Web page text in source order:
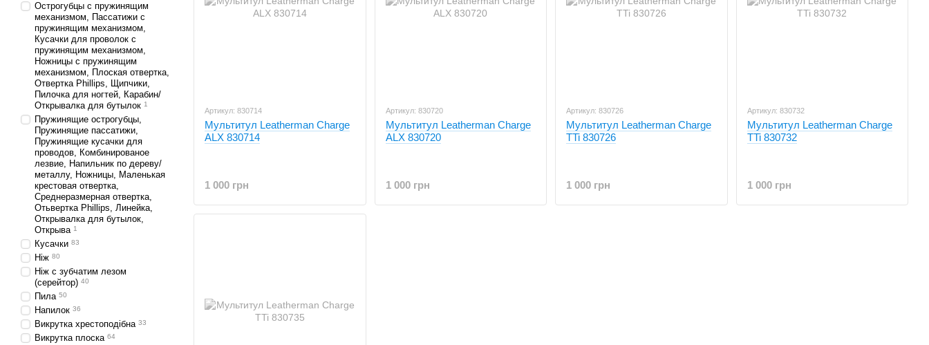
Артикул: 830714
Мультитул Leatherman Charge
ALX 830714
1 000 грн
Артикул: 830720
Мультитул Leatherman Charge
ALX 830720
1 000 грн
Артикул: 830726
Мультитул Leatherman Charge
TTi 830726
1 000 грн
Артикул: 830732
Мультитул Leatherman Charge
TTi 830732
1 000 грн
Острогубцы с пружинящим
механизмом, Пассатижи с
пружинящим механизмом,
Кусачки для проволок с
пружинящим механизмом,
Ножницы с пружинящим
механизмом, Плоская отвертка,
Отвертка Phillips, Щипчики,
Пилочка для ногтей, Карабин/
Открывалка для бутылок 1
Пружинящие острогубцы,
Пружинящие пассатижи,
Пружинящие кусачки для
проводов, Комбинированое
лезвие, Напильник по дереву/
металлу, Ножницы, Маленькая
крестовая отвертка,
Среднеразмерная отвертка,
Отьвертка Phillips, Линейка,
Открывалка для бутылок,
Открыва 1
Кусачки 83
Ніж 80
Ніж с зубчатим лезом
(серейтор) 40
Пила 50
Напилок 36
Викрутка хрестоподібна 33
Викрутка плоска 64